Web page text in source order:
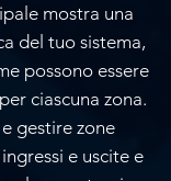
mostra una
del tuo sistema,
possono essere
ciascuna zona.
gestire zone
e uscite e